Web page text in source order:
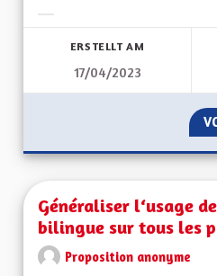
ERSTELLT AM
17/04/2023
Généraliser l‘usage
bilingue sur tous les
Proposition anonyme